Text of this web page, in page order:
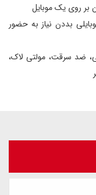
روی یک موبایل
بددن نیاز به حضور
سرقت، مولتی لاک،